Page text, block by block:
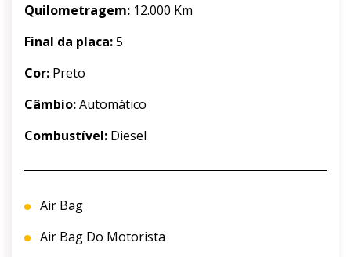
Quilometragem: 12.000 Km
Final da placa:5
Cor: Preto
Câmbio:Automático
Combustível: Diesel
Air Bag
Air Bag Do Motorista